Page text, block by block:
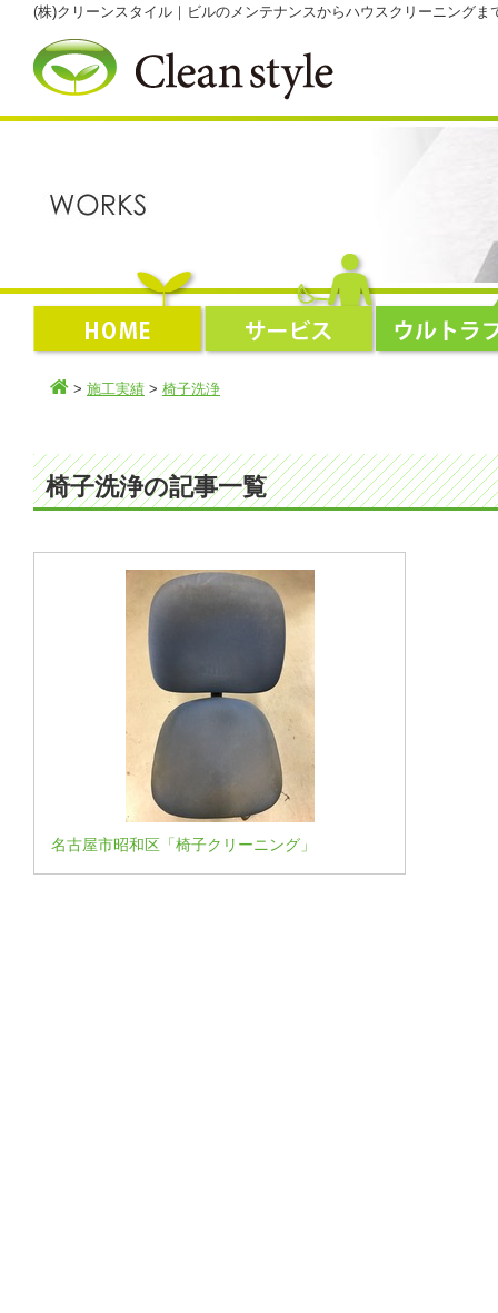
(株)クリーンスタイル｜ビルのメンテナンスからハウスクリーニング
> 施工実績 > 椅子洗浄
椅子洗浄の記事一覧
名古屋市昭和区「椅子クリーニング」